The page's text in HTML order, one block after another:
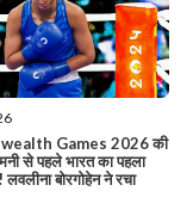
Games 2026 की
से पहले भारत का पहला
बोरगोहेन ने रचा